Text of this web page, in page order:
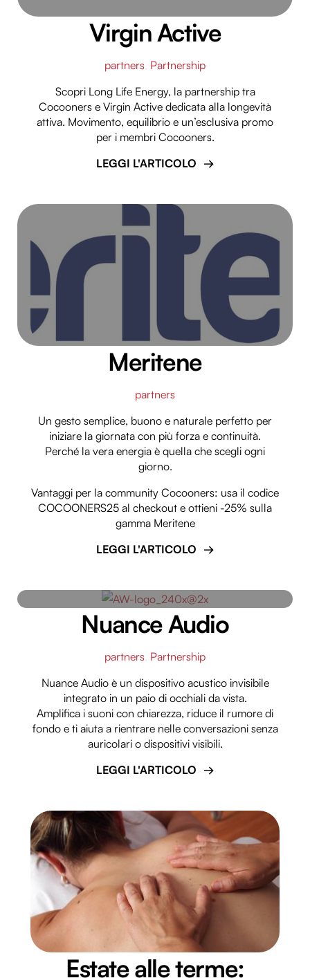
Virgin Active
partners Partnership
Scopri Long Life Energy, la partnership tra
Cocooners e Virgin Active dedicata alla longevità
attiva. Movimento, equilibrio e un’esclusiva promo
per i membri Cocooners.
LEGGI L'ARTICOLO
Meritene
partners
Un gesto semplice, buono e naturale perfetto per
iniziare la giornata con più forza e continuità.
Perché la vera energia è quella che scegli ogni
giorno.
Vantaggi per la community Cocooners: usa il codice
COCOONERS25 al checkout e ottieni -25% sulla
gamma Meritene
LEGGI L'ARTICOLO
Nuance Audio
partners Partnership
Nuance Audio è un dispositivo acustico invisibile
integrato in un paio di occhiali da vista.
Amplifica i suoni con chiarezza, riduce il rumore di
fondo e ti aiuta a rientrare nelle conversazioni senza
auricolari o dispositivi visibili.
LEGGI L'ARTICOLO
Estate alle terme: